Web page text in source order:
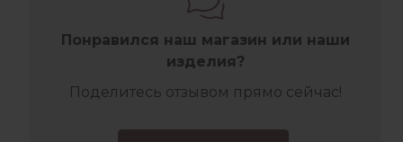
Понравился наш магазин или наши
изделия?
Поделитесь отзывом прямо сейчас!